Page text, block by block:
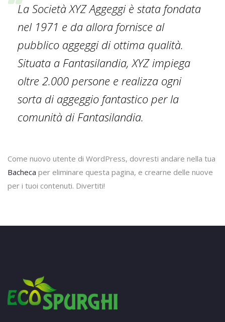
La Società XYZ Aggeggi è stata fondata
nel 1971 e da allora fornisce al
pubblico aggeggi di ottima qualità.
Situata a Fantasilandia, XYZ impiega
oltre 2.000 persone e realizza ogni
sorta di aggeggio fantastico per la
comunità di Fantasilandia.
Come nuovo utente di WordPress, dovresti andare nella tua
Bacheca per eliminare questa pagina, e crearne delle nuove
per i tuoi contenuti. Divertiti!